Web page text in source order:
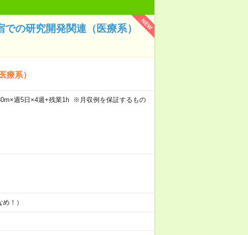
NEW
の研究開発関連（医療系）
療系）
週5日×4週+残業1h ※月収例を保証するもの
！）